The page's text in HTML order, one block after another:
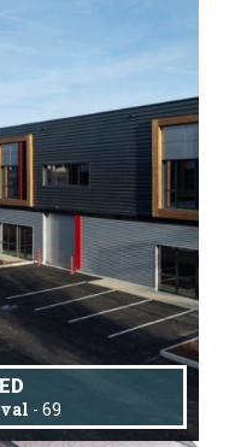
- 69